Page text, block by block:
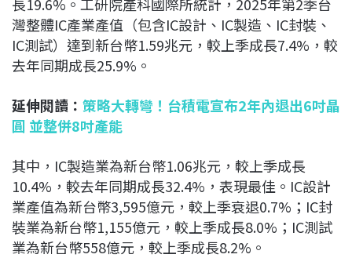
灣整體IC產業產值（包含IC設計、IC製造、IC封裝、
IC測試）達到新台幣1.59兆元，較上季成長7.4%，較
去年同期成長25.9%。
延伸閱讀： 策略大轉彎！台積電宣布2年內退出6吋晶
圓 並整併8吋產能
其中，IC製造業為新台幣1.06兆元，較上季成長
10.4%，較去年同期成長32.4%，表現最佳。IC設計
業產值為新台幣3,595億元，較上季衰退0.7%；IC封
裝業為新台幣1,155億元，較上季成長8.0%；IC測試
業為新台幣558億元，較上季成長8.2%。